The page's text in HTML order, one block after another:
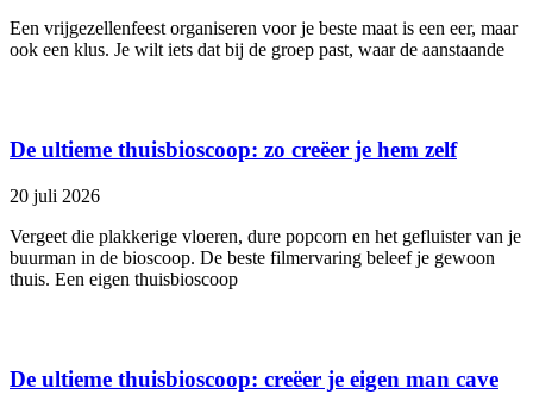
Een vrijgezellenfeest organiseren voor je beste maat is een eer, maar
ook een klus. Je wilt iets dat bij de groep past, waar de aanstaande
De ultieme thuisbioscoop: zo creëer je hem zelf
20 juli 2026
Vergeet die plakkerige vloeren, dure popcorn en het gefluister van je
buurman in de bioscoop. De beste filmervaring beleef je gewoon
thuis. Een eigen thuisbioscoop
De ultieme thuisbioscoop: creëer je eigen man cave